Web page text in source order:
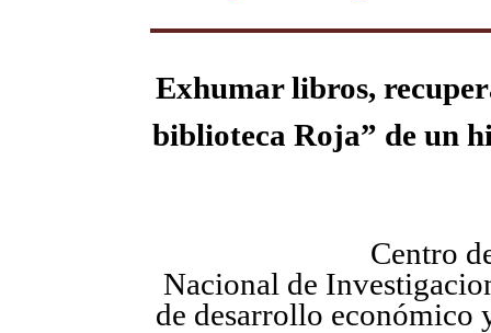
Exhumar libros,
biblioteca Roja” de un
Centro de
Nacional de
de desarrollo económico